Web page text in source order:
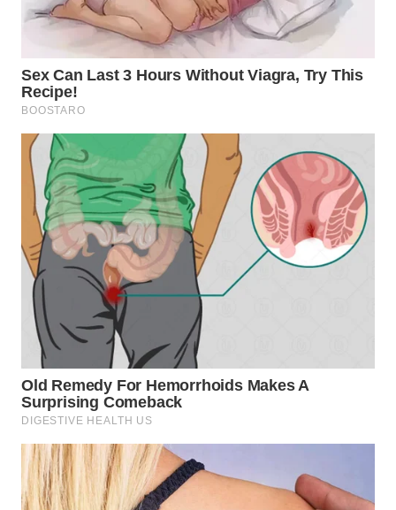
SUMEDANG
CIANJUR
WN
KEPULAUAN
SERIBU
WN
TANGERANG
WN
BINJAI
WN
CIREBON
WN
INDRAMAYU
WN
KUNINGAN